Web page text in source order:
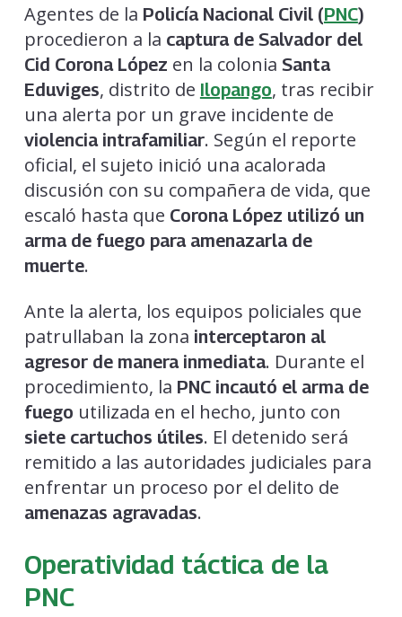
Agentes de la Policía Nacional Civil (PNC)
procedieron a la captura de Salvador del
Cid Corona López en la colonia Santa
Eduviges, distrito de Ilopango, tras recibir
una alerta por un grave incidente de
violencia intrafamiliar. Según el reporte
oficial, el sujeto inició una acalorada
discusión con su compañera de vida, que
escaló hasta que Corona López utilizó un
arma de fuego para amenazarla de
muerte.
Ante la alerta, los equipos policiales que
patrullaban la zona interceptaron al
agresor de manera inmediata. Durante el
procedimiento, la PNC incautó el arma de
fuego utilizada en el hecho, junto con
siete cartuchos útiles. El detenido será
remitido a las autoridades judiciales para
enfrentar un proceso por el delito de
amenazas agravadas.
Operatividad táctica de la
PNC